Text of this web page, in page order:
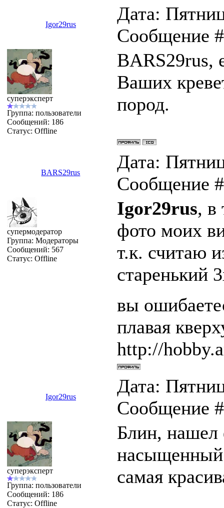
Igor29rus
Дата:
Сообщение
суперэксперт
Группа: пользователи
Сообщений: 186
Статус: Offline
BARS29rus,
Ваших
пород.
BARS29rus
Дата:
Сообщение
супермодератор
Группа: Модераторы
Сообщений: 567
Статус: Offline
Igor29rus, в
фото моих
т.к. считаю
старенький
вы
плавая
http://
Igor29rus
Дата:
Сообщение
суперэксперт
Группа: пользователи
Сообщений: 186
Статус: Offline
Блин, нашел
насыщенный
самая